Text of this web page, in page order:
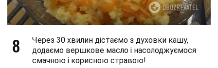
8
Через 30 хвилин дістаємо з духовки кашу,
додаємо вершкове масло і насолоджуємося
смачною і корисною стравою!